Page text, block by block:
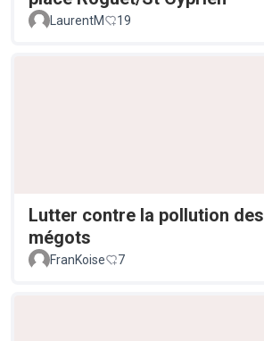
LaurentM 19
Lutter contre la pollution des
mégots
FranKoise 7